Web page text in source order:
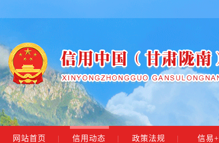
网站首页 | 信用动态 | 政策法规 | 信易+